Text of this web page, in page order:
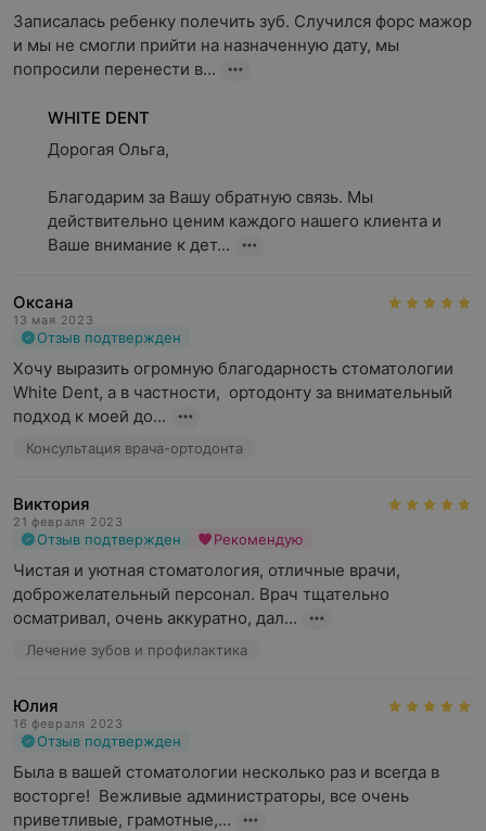
Записалась ребенку полечить зуб. Случился форс мажор
и мы не смогли прийти на назначенную дату, мы
попросили перенести в...
WHITE DENT
Дорогая Ольга,
Благодарим за Вашу обратную связь. Мы
действительно ценим каждого нашего клиента и
Ваше внимание к дет...
Оксана
13 мая 2023
Отзыв подтвержден
Хочу выразить огромную благодарность стоматологии
White Dent, а в частности,  ортодонту за внимательный
подход к моей до...
Консультация врача-ортодонта
Виктория
21 февраля 2023
Отзыв подтвержден Рекомендую
Чистая и уютная стоматология, отличные врачи,
доброжелательный персонал. Врач тщательно
осматривал, очень аккуратно, дал...
Лечение зубов и профилактика
Юлия
16 февраля 2023
Отзыв подтвержден
Была в вашей стоматологии несколько раз и всегда в
восторге!  Вежливые администраторы, все очень
приветливые, грамотные,...